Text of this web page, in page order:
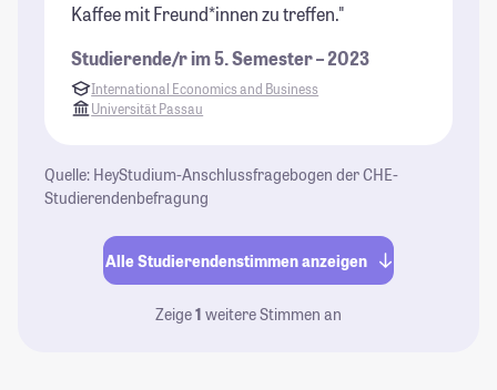
Kaffee mit Freund*innen zu treffen."
Studierende/r im 5. Semester – 2023
International Economics and Business
Universität Passau
Quelle: HeyStudium-Anschlussfragebogen der CHE-
Studierendenbefragung
Alle Studierendenstimmen anzeigen
Zeige1 weitere Stimmen an